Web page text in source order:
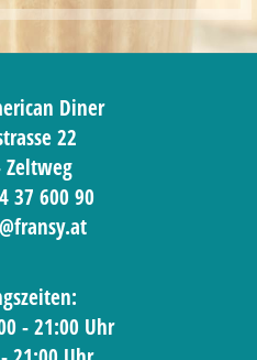
Diner
22
Zeltweg
37 600 90
- 21:00 Uhr